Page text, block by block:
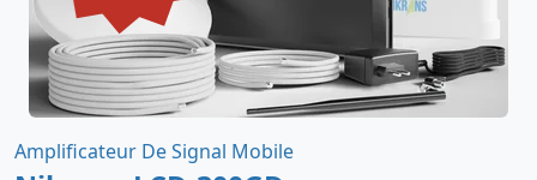
Amplificateur De Signal Mobile